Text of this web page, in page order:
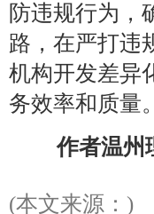
防违规行为，
路，在严打违
机构开发差异
务效率和质量。
作者温州
(本文来源：)